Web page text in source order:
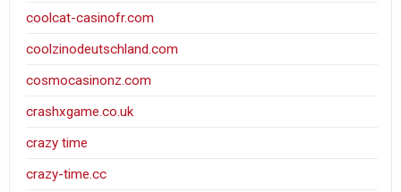
coolcat-casinofr.com
coolzinodeutschland.com
cosmocasinonz.com
crashxgame.co.uk
crazy time
crazy-time.cc